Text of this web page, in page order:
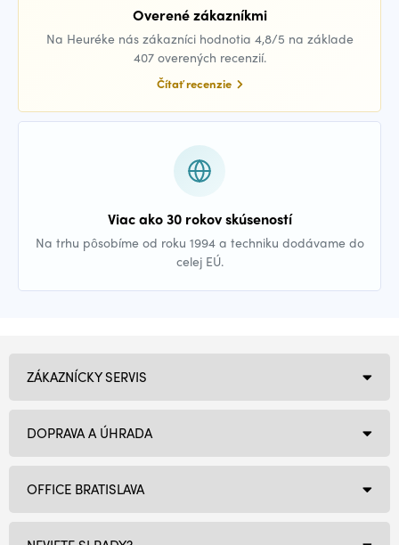
Overené zákazníkmi
Na Heuréke nás zákazníci hodnotia 4,8/5 na základe
407 overených recenzií.
Čítať recenzie
Viac ako 30 rokov skúseností
Na trhu pôsobíme od roku 1994 a techniku dodávame do
celej EÚ.
OFFICE BRATISLAVA
ZÁKAZNÍCKY SERVIS
DOPRAVA A ÚHRADA